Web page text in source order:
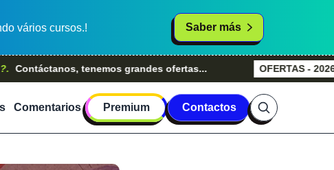
vários cursos.! Saber más
tenemos grandes ofertas... OFERTAS - 2026
Comentarios Premium Contactos